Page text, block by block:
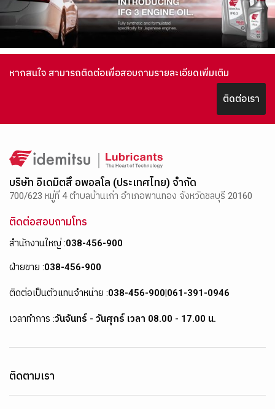
หากสนใจ สามารถติดต่อเพื่อสอบถามรายละเอียดเพิ่มเติม
ติดต่อเรา
บริษัท อิเดมิตสึ อพอลโล (ประเทศไทย) จำกัด
700/623 หมู่ที่ 4 ตำบลบ้านเก่า อำเภอพานทอง จังหวัดชลบุรี 20160
ติดต่อสอบถามโทร
สำนักงานใหญ่ :038-456-900
ฝ่ายขาย :038-456-900
ติดต่อเป็นตัวแทนจำหน่าย :038-456-900|061-391-0946
เวลาทำการ :วันจันทร์ - วันศุกร์ เวลา 08.00 - 17.00 น.
ติดตามเรา